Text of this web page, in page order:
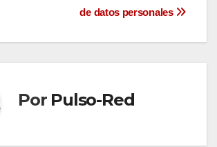
de datos personales
Por Pulso-Red